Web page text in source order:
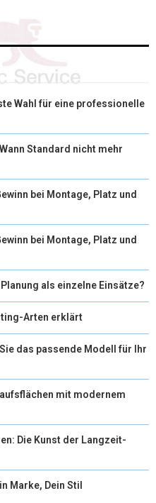
Wahl für eine professionelle
Standard nicht mehr
bei Montage, Platz und
bei Montage, Platz und
als einzelne Einsätze?
Arten erklärt
das passende Modell für Ihr
mit modernem
Die Kunst der Langzeit-
Marke, Dein Stil